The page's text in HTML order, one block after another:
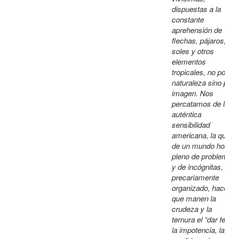
dispuestas a la
constante
aprehensión de
flechas,
soles y otros
elementos
tropicales, no
naturaleza sino
imagen. Nos
percatamos de
auténtica
sensibilidad
americana, la
de un mundo
pleno de
y de incógnitas,
precariamente
organizado,
que manen la
crudeza y la
ternura el “dar
la impotencia, la